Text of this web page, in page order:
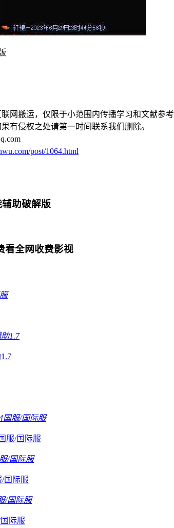
网搬运，仅限于小范围内传播学习和文献参考
有侵权之处请第一时间联系我们删除。
post/1064.html
助破解版
看全网收费影视
服/国际服
国际服
际服